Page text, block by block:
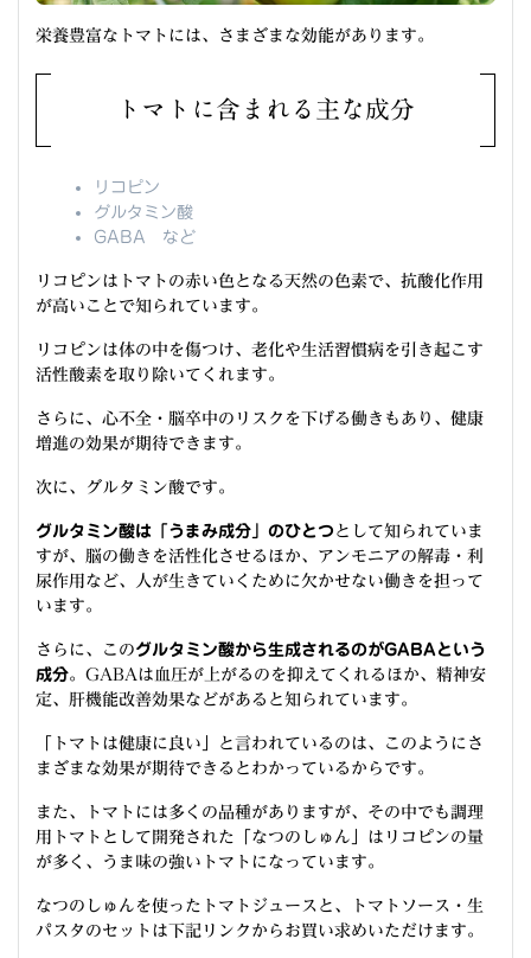
栄養豊富なトマトには、さまざまな効能があります。
トマトに含まれる主な成分
リコピン
グルタミン酸
GABA など
リコピンはトマトの赤い色となる天然の色素で、抗酸化作用
が高いことで知られています。
リコピンは体の中を傷つけ、老化や生活習慣病を引き起こす
活性酸素を取り除いてくれます。
さらに、心不全・脳卒中のリスクを下げる働きもあり、健康
増進の効果が期待できます。
次に、グルタミン酸です。
グルタミン酸は「うまみ成分」のひとつ として知られていま
すが、脳の働きを活性化させるほか、アンモニアの解毒・利
尿作用など、人が生きていくために欠かせない働きを担って
います。
さらに、このグルタミン酸から生成されるのがGABAという
成分。GABAは血圧が上がるのを抑えてくれるほか、精神安
定、肝機能改善効果などがあると知られています。
「トマトは健康に良い」と言われているのは、このようにさ
まざまな効果が期待できるとわかっているからです。
また、トマトには多くの品種がありますが、その中でも調理
用トマトとして開発された「なつのしゅん」はリコピンの量
が多く、うま味の強いトマトになっています。
なつのしゅんを使ったトマトジュースと、トマトソース・生
パスタのセットは下記リンクからお買い求めいただけます。